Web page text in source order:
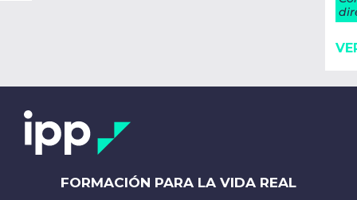
FORMACIÓN PARA LA VIDA REAL